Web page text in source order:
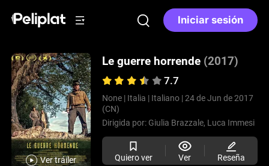
Iniciar sesión
Ver tráiler
Le guerre horrende (2017)
7.7
None | Italia | Italiano | 24 de Jun de 2017
(CN)
Dirigida por: Giulia Brazzale, Luca Immesi
Quiero ver Ver Reseña